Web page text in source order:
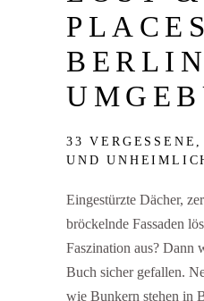
33
UND
Eingestürzte Dächer,
bröckelnde Fassaden
Faszination aus? Dann
Buch sicher gefallen.
wie Bunkern stehen in